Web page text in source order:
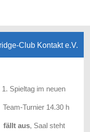
Club Kontakt e.V.
im neuen
Turnier 14.30 h
fällt aus, Saal steht